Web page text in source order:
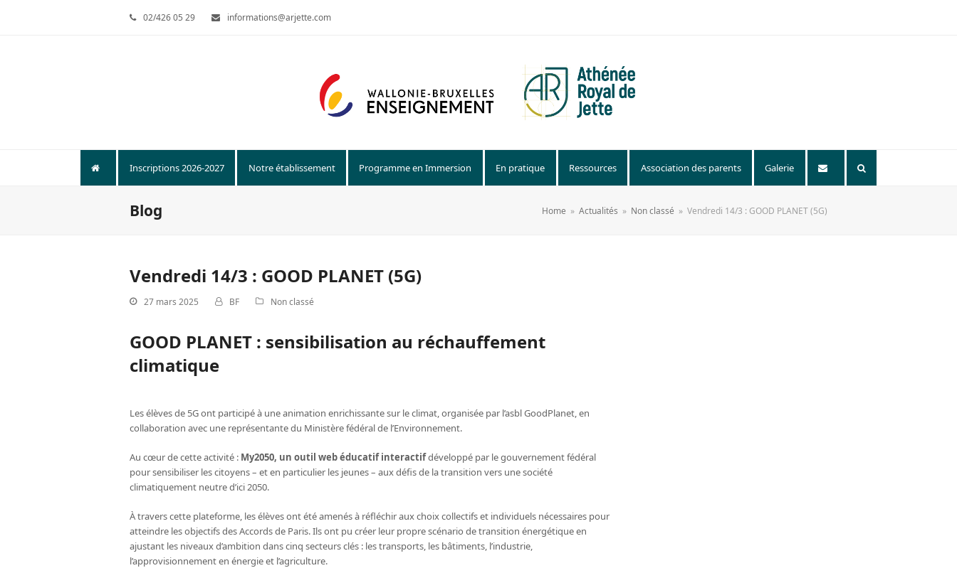
02/426 05 29 informations@arjette.com
Inscriptions 2026-2027 Notre établissement Programme en Immersion En pratique Ressources Association des parents Galerie
Blog Home » Actualités » Non classé » Vendredi 14/3 : GOOD PLANET (5G)
Vendredi 14/3 : GOOD PLANET (5G)
27 mars 2025 BF Non classé
GOOD PLANET : sensibilisation au réchauffement
climatique
Les élèves de 5G ont participé à une animation enrichissante sur le climat, organisée par l’asbl GoodPlanet, en
collaboration avec une représentante du Ministère fédéral de l’Environnement.
Au cœur de cette activité : My2050, un outil web éducatif interactifdéveloppé par le gouvernement fédéral
pour sensibiliser les citoyens – et en particulier les jeunes – aux défis de la transition vers une société
climatiquement neutre d’ici 2050.
À travers cette plateforme, les élèves ont été amenés à réfléchir aux choix collectifs et individuels nécessaires pour
atteindre les objectifs des Accords de Paris. Ils ont pu créer leur propre scénario de transition énergétique en
ajustant les niveaux d’ambition dans cinq secteurs clés : les transports, les bâtiments, l’industrie,
l’approvisionnement en énergie et l’agriculture.